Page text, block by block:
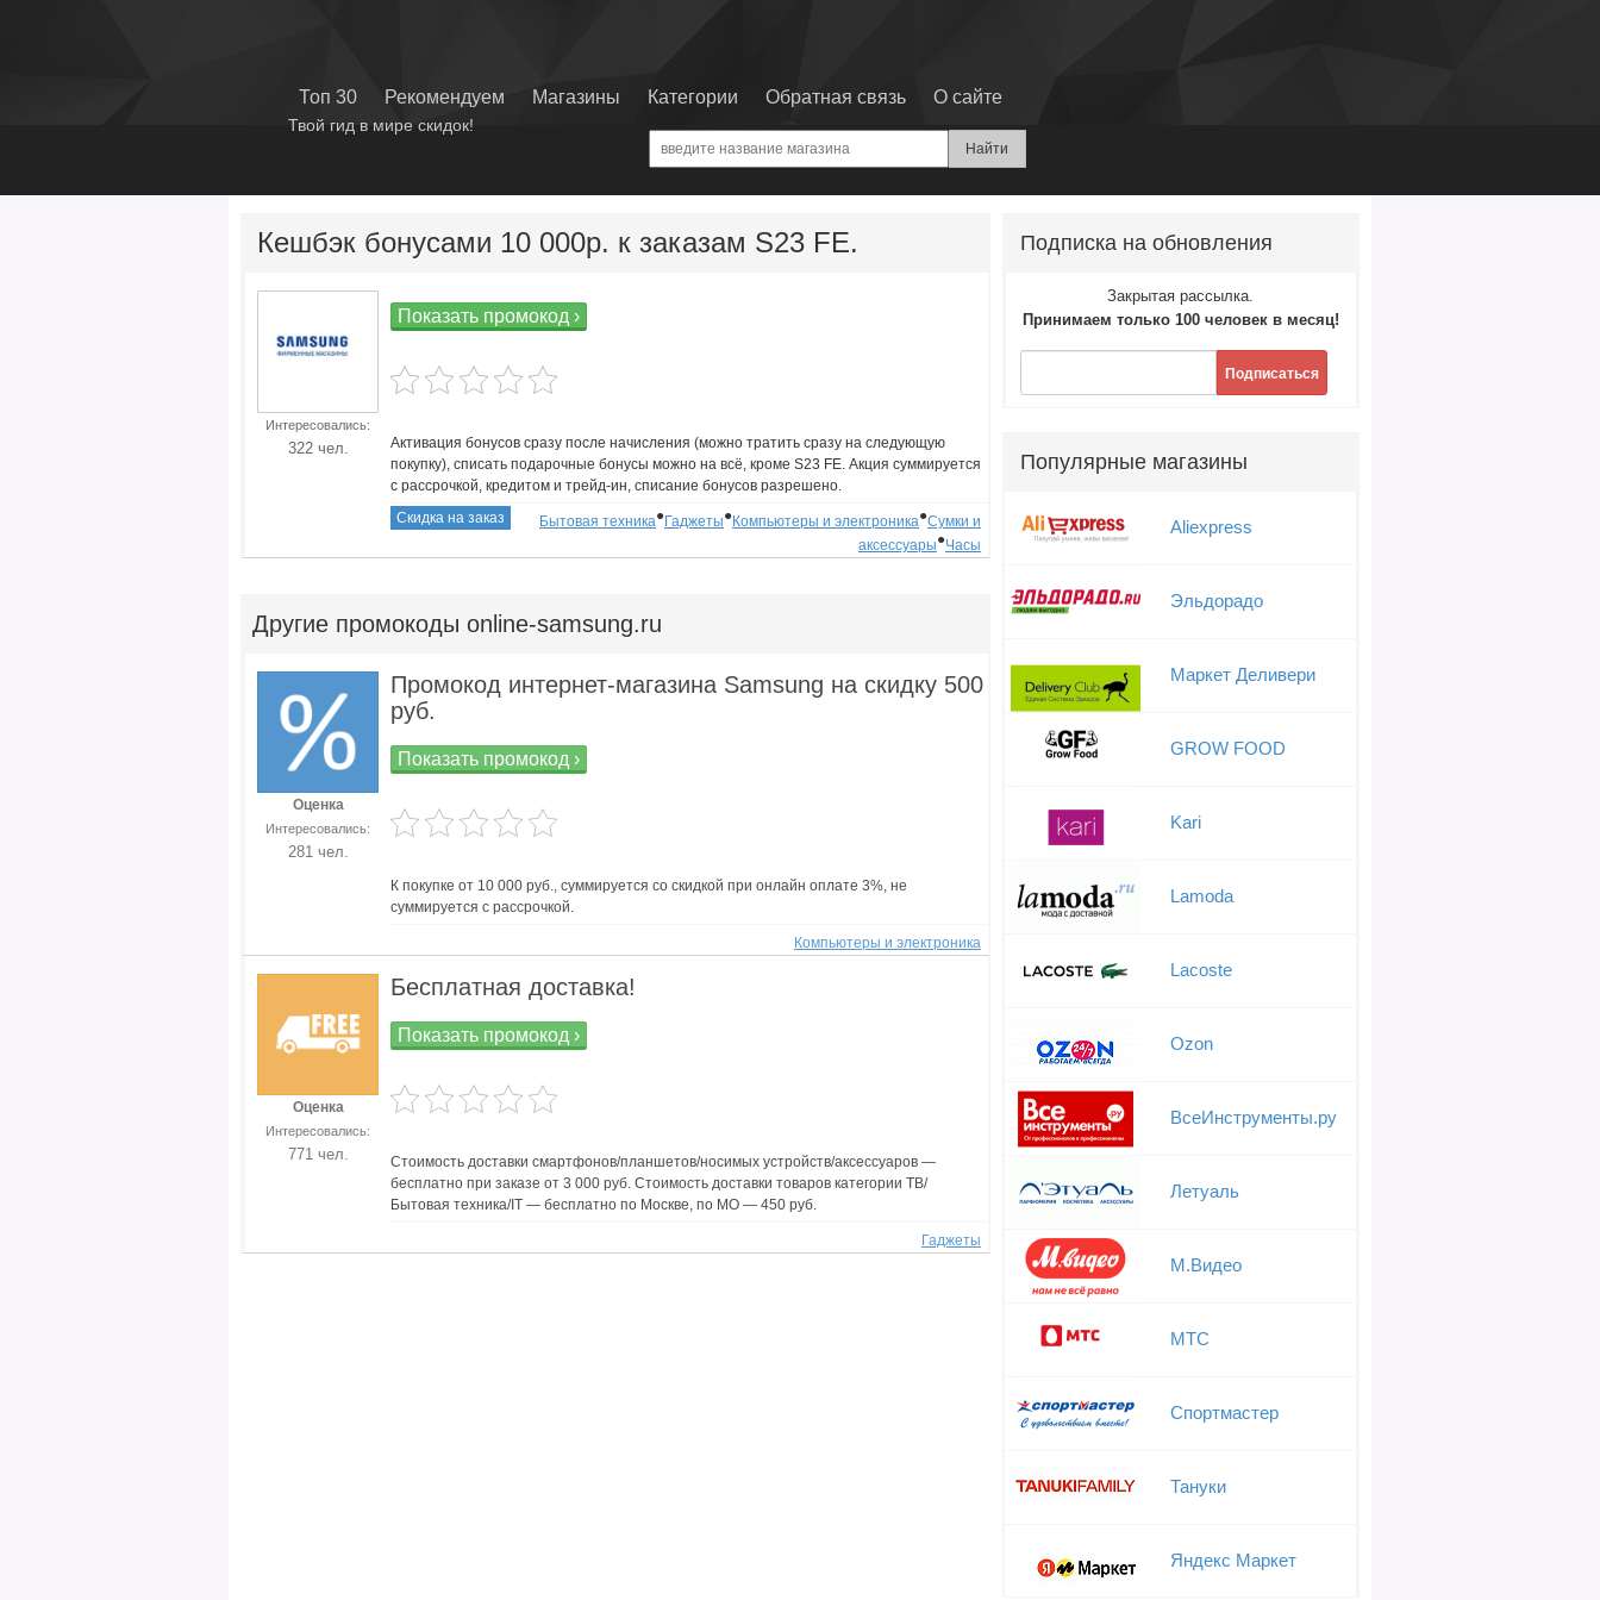
Твой гид в мире скидок!
Топ 30 Рекомендуем Магазины Категории Обратная связь О сайте
Кешбэк бонусами 10 000р. к заказам S23 FE.
Все Промокоды
online-samsung.ru
Интересовались:
322 чел.
Показать промокод ›
Активация бонусов cразу после начисления (можно тратить сразу на следующую
покупку), cписать подарочные бонусы можно на всё, кроме S23 FE. Акция суммируется
с рассрочкой, кредитом и трейд-ин, списание бонусов разрешено.
Скидка на заказ
Бытовая техника●Гаджеты●Компьютеры и электроника●Сумки и
аксессуары●Часы
Другие промокоды online-samsung.ru
Оценка
Интересовались:
281 чел.
Промокод интернет-магазина Samsung на скидку 500
руб.
Показать промокод ›
К покупке от 10 000 руб., суммируется со скидкой при онлайн оплате 3%, не
суммируется с рассрочкой.
Компьютеры и электроника
Оценка
Интересовались:
771 чел.
Бесплатная доставка!
Показать промокод ›
Стоимость доставки смартфонов/планшетов/носимых устройств/аксессуаров —
бесплатно при заказе от 3 000 руб. Стоимость доставки товаров категории ТВ/
Бытовая техника/IT — бесплатно по Москве, по МО — 450 руб.
Гаджеты
Подписка на обновления
Закрытая рассылка.
Принимаем только 100 человек в месяц!
Подписаться
Популярные магазины
Aliexpress
Эльдорадо
Маркет Деливери
GROW FOOD
Kari
Lamoda
Lacoste
Ozon
ВсеИнструменты.ру
Летуаль
М.Видео
МТС
Спортмастер
Тануки
Яндекс Маркет